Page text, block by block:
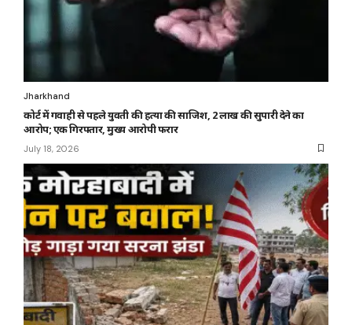
Jharkhand
कोर्ट में गवाही से पहले युवती की हत्या की साजिश, 2 लाख की सुपारी देने का
आरोप; एक गिरफ्तार, मुख्य आरोपी फरार
July 18, 2026